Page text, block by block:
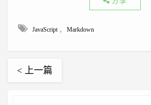
JavaScript , Markdown
< 上一篇